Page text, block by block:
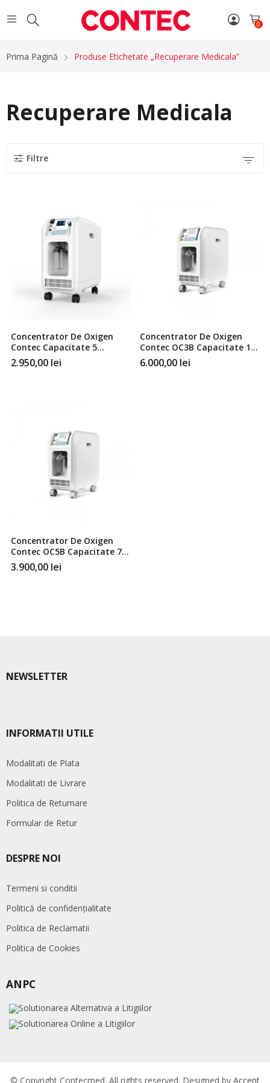
0
Prima Pagină Produse Etichetate „Recuperare Medicala”
Recuperare Medicala
Filtre
Concentrator De Oxigen
Contec Capacitate 5
Litri/Minut
2.950,00 lei
Concentrator De Oxigen
Contec OC3B Capacitate 10
Litri/Minut
6.000,00 lei
Concentrator De Oxigen
Contec OC5B Capacitate 7
Litri/Minut
3.900,00 lei
NEWSLETTER
INFORMATII UTILE
Modalitati de Plata
Modalitati de Livrare
Politica de Returnare
Formular de Retur
DESPRE NOI
Termeni si conditii
Politică de confidențialitate
Politica de Reclamatii
Politica de Cookies
ANPC
© Copyright Contecmed. All rights reserved. Designed by Accent